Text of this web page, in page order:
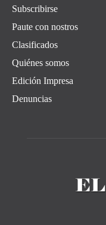
Subscribirse
Paute con nostros
Clasificados
Quiénes somos
Edición Impresa
Denuncias